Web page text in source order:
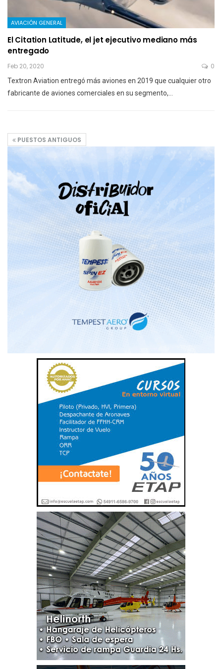
AVIACIÓN GENERAL
El Citation Latitude, el jet ejecutivo mediano más
entregado
Feb 20, 2020 0
Textron Aviation entregó más aviones en 2019 que cualquier otro
fabricante de aviones comerciales en su segmento,…
PUESTOS ANTIGUOS